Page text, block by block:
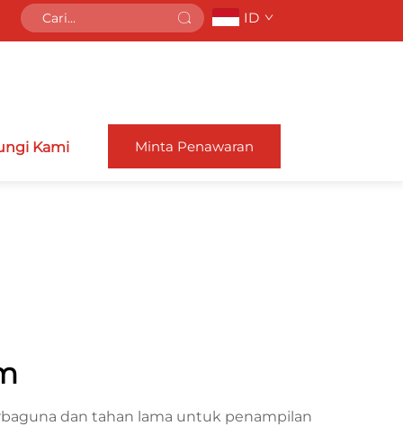
ID
Kami Minta Penawaran
dan tahan lama untuk penampilan